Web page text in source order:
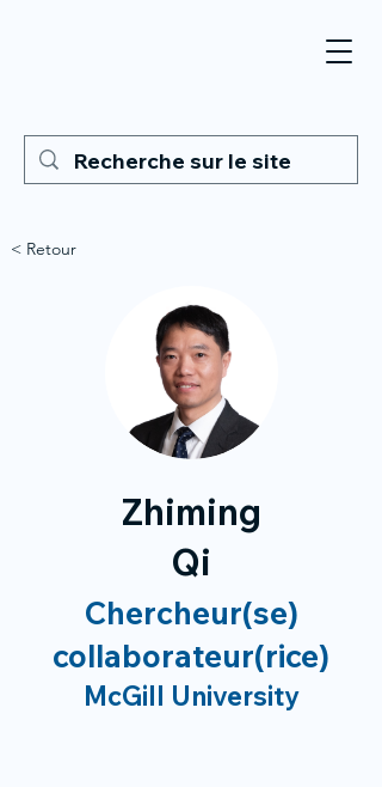
< Retour
Zhiming
Qi
Chercheur(se)
collaborateur(rice)
McGill University